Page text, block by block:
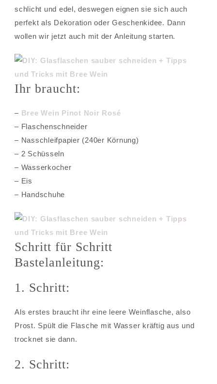
schlicht und edel, deswegen eignen sie sich auch
perfekt als Dekoration oder Geschenkidee. Dann
wollen wir jetzt auch mit der Anleitung starten.
Ihr braucht:
– Bree Wein Pinot Noir Rosé
– Flaschenschneider
– Nasschleifpapier (240er Körnung)
– 2 Schüsseln
– Wasserkocher
– Eis
– Handschuhe
Schritt für Schritt
Bastelanleitung:
1. Schritt:
Als erstes braucht ihr eine leere Weinflasche, also
Prost. Spült die Flasche mit Wasser kräftig aus und
trocknet sie dann.
2. Schritt: